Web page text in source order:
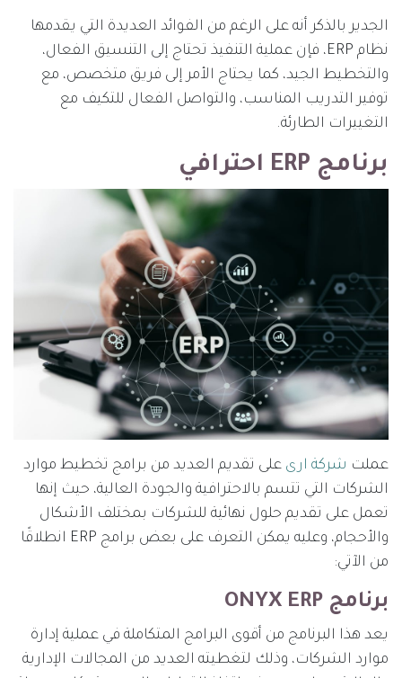
الجدير بالذكر أنه على الرغم من الفوائد العديدة التي يقدمها
نظام ERP، فإن عملية التنفيذ تحتاج إلى التنسيق الفعال،
والتخطيط الجيد، كما يحتاج الأمر إلى فريق متخصص، مع
توفير التدريب المناسب، والتواصل الفعال للتكيف مع
التغييرات الطارئة.
برنامج ERP احترافي
عملت شركة ارى على تقديم العديد من برامج تخطيط موارد
الشركات التي تتسم بالاحترافية والجودة العالية، حيث إنها
تعمل على تقديم حلول نهائية للشركات بمختلف الأشكال
والأحجام، وعليه يمكن التعرف على بعض برامج ERP انطلاقًا
من الآتي:
برنامج ONYX ERP
يعد هذا البرنامج من أقوى البرامج المتكاملة في عملية إدارة
موارد الشركات، وذلك لتغطيته العديد من المجالات الإدارية